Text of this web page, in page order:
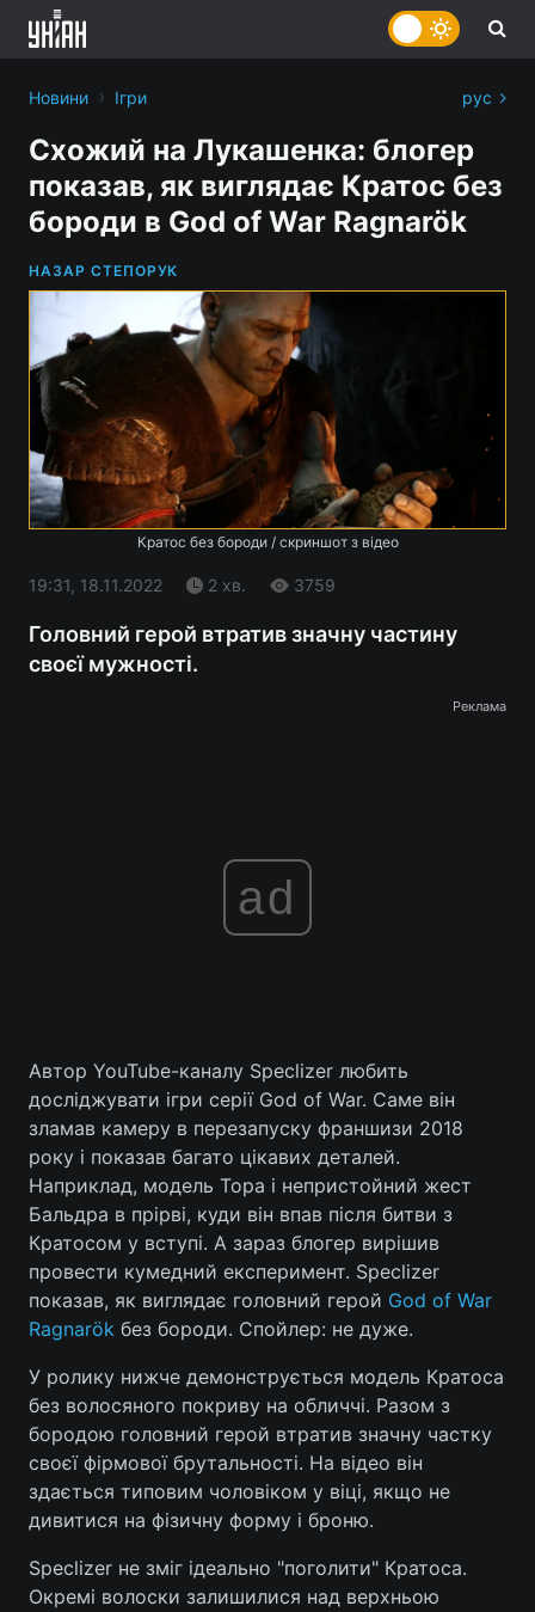
Головна Війна
Україна Політика
Економіка Світ
Спорт Наука
Техно і зв'язок Лайт
Зброя Інциденти
Здоров'я Туризм
Екологія Регіони
Новини › Ігри рус
Схожий на Лукашенка: блогер
показав, як виглядає Кратос без
бороди в God of War Ragnarök
НАЗАР СТЕПОРУК
Кратос без бороди / скриншот з відео
19:31, 18.11.2022 2 хв. 3759
Головний герой втратив значну частину
своєї мужності.
Реклама
ad
Автор YouTube-каналу Speclizer любить
досліджувати ігри серії God of War. Саме він
зламав камеру в перезапуску франшизи 2018
року і показав багато цікавих деталей.
Наприклад, модель Тора і непристойний жест
Бальдра в прірві, куди він впав після битви з
Кратосом у вступі. А зараз блогер вирішив
провести кумедний експеримент. Speclizer
показав, як виглядає головний герой God of War
Ragnarök без бороди. Спойлер: не дуже.
У ролику нижче демонструється модель Кратоса
без волосяного покриву на обличчі. Разом з
бородою головний герой втратив значну частку
своєї фірмової брутальності. На відео він
здається типовим чоловіком у віці, якщо не
дивитися на фізичну форму і броню.
Speclizer не зміг ідеально "поголити" Кратоса.
Окремі волоски залишилися над верхньою